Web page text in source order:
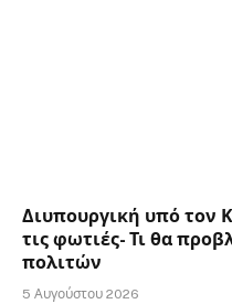
Διυπουργική υπό τον
τις φωτιές- Τι θα
πολιτών
5 Αυγούστου 2026